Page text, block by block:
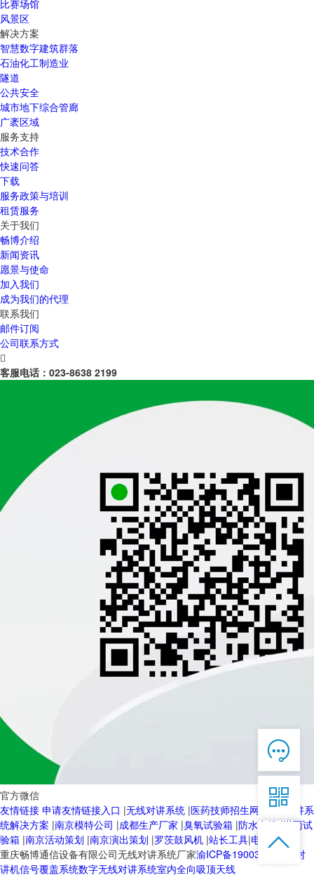
比赛场馆
风景区
解决方案
智慧数字建筑群落
石油化工制造业
隧道
公共安全
城市地下综合管廊
广袤区域
服务支持
技术合作
快速问答
下载
服务政策与培训
租赁服务
关于我们
畅博介绍
新闻资讯
愿景与使命
加入我们
成为我们的代理
联系我们
邮件订阅
公司联系方式

客服电话： 023-8638 2199
官方微信
友情链接 申请友情链接入口 |无线对讲系统 |医药技师招生网
无线对讲系
统解决方案 |南京模特公司 |成都生产厂家 |臭氧试验箱 |防水套管|淋雨试
验箱 |南京活动策划 |南京演出策划 |罗茨鼓风机 |站长工具|电动球阀
重庆畅博通信设备有限公司无线对讲系统厂家渝ICP备19003103号-2
对
讲机信号覆盖系统数字无线对讲系统室内全向吸顶天线



服务热线
恭候聆听，023-86382199手机直接点击
拨打

